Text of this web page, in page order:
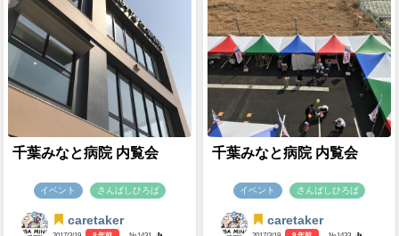
千葉みなと病院 内覧会
イベント さんばしひろば
caretaker
千葉みなと病院 内覧会
イベント さんばしひろば
caretaker